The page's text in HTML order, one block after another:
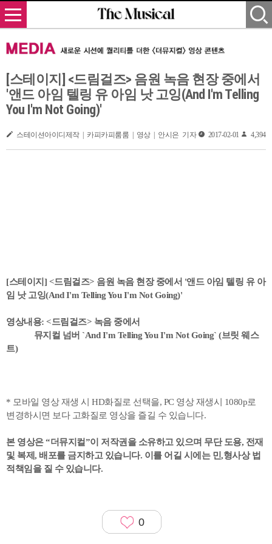
[스테이지] <드림걸즈> 음원 녹음 현장 중에서
'앤드 아임 텔링 유 아임 낫 고잉(And I'm Telling
You I'm Not Going)'
스테이션아이디제작 | 카피카피룸룸 | 영상 | 안시은 기자 2017-02-01 4,394
[스테이지] <드림걸즈> 음원 녹음 현장 중에서 '앤드 아임 텔링 유 아
임 낫 고잉(And I'm Telling You I'm Not Going)'
영상내용: <드림걸즈> 녹음 중에서
뮤지컬 넘버 `And I'm Telling You I'm Not Going` (브릿 웨스
트)
* 모바일 영상 재생 시 HD화질로 선택을, PC 영상 재생시 1080p로
변경하시면 보다 고화질로 영상을 즐길 수 있습니다.
본 영상은 “더뮤지컬”이 저작권을 소유하고 있으며 무단 도용, 전재
및 복제, 배포를 금지하고 있습니다. 이를 어길 시에는 민,형사상 법
적책임을 질 수 있습니다.
0